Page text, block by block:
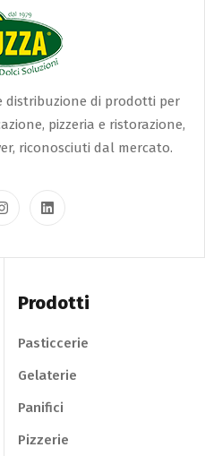
distribuzione di prodotti per
pizzeria e ristorazione,
riconosciuti dal mercato.
Prodotti
Pasticcerie
Gelaterie
Panifici
Pizzerie